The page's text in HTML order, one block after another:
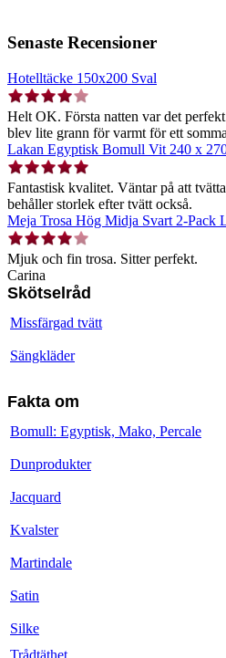
Senaste Recensioner
Hotelltäcke 150x200 Sval
Helt OK. Första natten var det
blev lite grann för varmt för ett
Lakan Egyptisk Bomull Vit 240 x
Fantastisk kvalitet. Väntar på att
behåller storlek efter tvätt också.
Meja Trosa Hög Midja Svart 2-Pack
Mjuk och fin trosa. Sitter perfekt.
Carina
Skötselråd
Missfärgad tvätt
Sängkläder
Fakta om
Bomull: Egyptisk, Mako, Percale
Dunprodukter
Jacquard
Kvalster
Martindale
Satin
Silke
Trådtäthet